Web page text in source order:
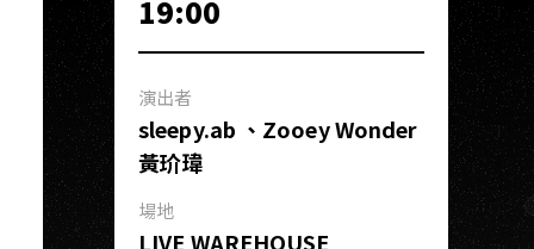
19:00
演出者
sleepy.ab 、Zooey Wonder
黃玠瑋
場地
LIVE WAREHOUSE